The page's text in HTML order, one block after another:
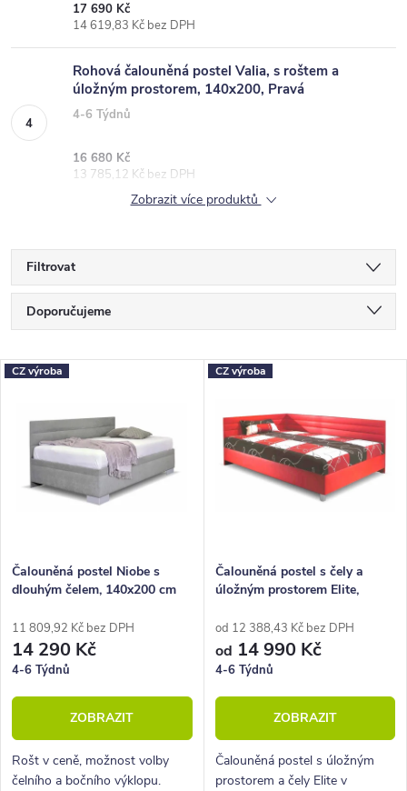
17 690 Kč
14 619,83 Kč bez DPH
Rohová čalouněná postel Valia, s roštem a
úložným prostorem, 140x200, Pravá
4-6 Týdnů
16 680 Kč
13 785,12 Kč bez DPH
Zobrazit více produktů
Filtrovat
a
z
o
d
u
k
t
ů
Doporučujeme
Nejdražší
Nejprodávanější
Abecedně
V
r
o
d
u
k
t
ů
CZ výroba
Čalouněná postel Niobe s
dlouhým čelem, 140x200 cm
11 809,92 Kč bez DPH
14 290 Kč
4-6 Týdnů
ZOBRAZIT
Rošt v ceně, možnost volby
čelního a bočního výklopu.
CZ výroba
Čalouněná postel s čely a
úložným prostorem Elite,
od 12 388,43 Kč bez DPH
od 14 990 Kč
4-6 Týdnů
ZOBRAZIT
Čalouněná postel s úložným
prostorem a čely Elite v